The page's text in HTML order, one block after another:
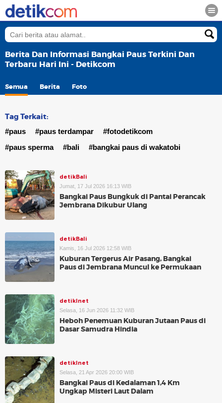
Berita Dan Informasi Bangkai Paus Terkini Dan
Terbaru Hari Ini - Detikcom
Semua Berita Foto
Tag Terkait:
#paus #paus terdampar
#fotodetikcom
#paus sperma
#bali #bangkai paus di wakatobi
detikBali
Jumat, 17 Jul 2026 16:13 WIB
Bangkai Paus Bungkuk di Pantai Perancak
Jembrana Dikubur Ulang
detikBali
Kamis, 16 Jul 2026 12:58 WIB
Kuburan Tergerus Air Pasang, Bangkai
Paus di Jembrana Muncul ke Permukaan
detikInet
Selasa, 16 Jun 2026 11:32 WIB
Heboh Penemuan Kuburan Jutaan Paus di
Dasar Samudra Hindia
detikInet
Selasa, 21 Apr 2026 20:00 WIB
Bangkai Paus di Kedalaman 1,4 Km
Ungkap Misteri Laut Dalam